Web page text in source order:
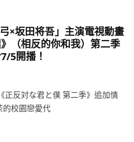
×坂田将吾」主演電視動畫
（相反的你和我）第二季
5開播！
正反対な君と僕 第二季》追加情
的校園戀愛代